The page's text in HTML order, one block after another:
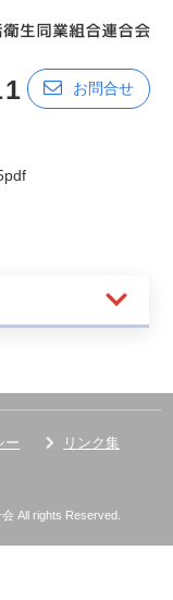
お問合せ
ー
リンク集
All rights Reserved.